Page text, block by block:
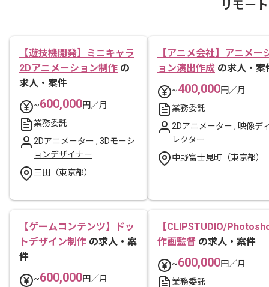
リモー
【遊技機開発】ミニキャラ
2Dアニメーション制作 の
求人・案件
~600,000円／月
業務委託
2Dアニメーター , 3Dモーシ
ョンデザイナー
三田（東京都）
【アニメ会社】アニメー
ョン演出作成 の求人・案
~400,000円／月
業務委託
2Dアニメーター , 映像デ
レクター
中野富士見町（東京都）
【ゲームコンテンツ】ドッ
トデザイン制作 の求人・案
件
~600,000円／月
【CLIPSTUDIO/
作画監督 の求人・案件
~600,000円／月
業務委託